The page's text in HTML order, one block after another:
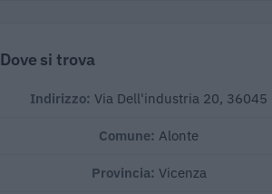
Dove si trova
Indirizzo: Via Dell'industria 20, 36045
Comune:Alonte
Provincia: Vicenza